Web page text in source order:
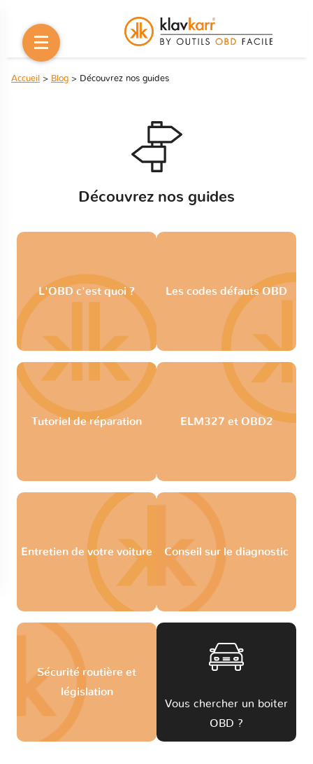
Accueil > Blog > Découvrez nos guides
Découvrez nos guides
L'OBD c'est quoi ? Les codes défauts OBD
Tutoriel de réparation ELM327 et OBD2
Entretien de votre voiture Conseil sur le diagnostic
Sécurité routière et
législation
Vous chercher un boiter
OBD ?